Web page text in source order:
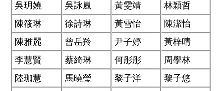
吳玥嬈
吳詠嵐 黃雯靖
林穎哲
陳筱琳
徐詩琳 黃雪怡
陳潔怡
陳雅麗
曾岳羚 尹子婷
黃梓晴
李慧賢
蔡綺琳 何彤彤
周學林
陸珈慧
馬曉瑩 黎子洋
黎子悠